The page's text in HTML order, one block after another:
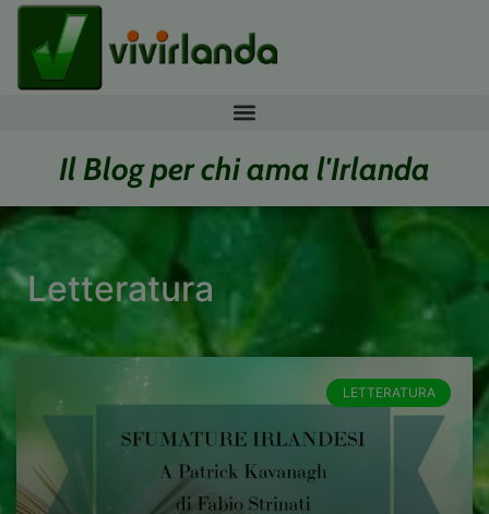
Il Blog per chi ama l'Irlanda
Letteratura
LETTERATURA